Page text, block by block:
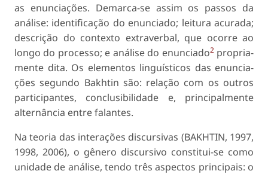
as enunciações. Demarca-se assim os passos da
análise: identificação do enunciado; leitura acurada;
descrição do contexto extraverbal, que ocorre ao
longo do processo; e análise do enunciado2propria-
mente dita. Os elementos linguísticos das enuncia­
ções segundo Bakhtin são: relação com os outros
participantes, conclusibilidade e, principalmente
alternância entre falantes.
Na teoria das interações discursivas (BAKHTIN, 1997,
1998, 2006), o gênero discursivo constitui-se como
unidade de análise, tendo três aspectos prin­cipais: o